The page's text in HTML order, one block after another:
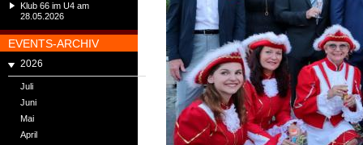
Klub 66 im U4 am
28.05.2026
EVENTS-ARCHIV
2026
Juli
Juni
Mai
April